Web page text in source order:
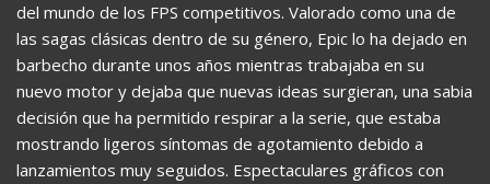
del mundo de los FPS competitivos. Valorado como una de
las sagas clásicas dentro de su género, Epic lo ha dejado en
barbecho durante unos años mientras trabajaba en su
nuevo motor y dejaba que nuevas ideas surgieran, una sabia
decisión que ha permitido respirar a la serie, que estaba
mostrando ligeros síntomas de agotamiento debido a
lanzamientos muy seguidos. Espectaculares gráficos con